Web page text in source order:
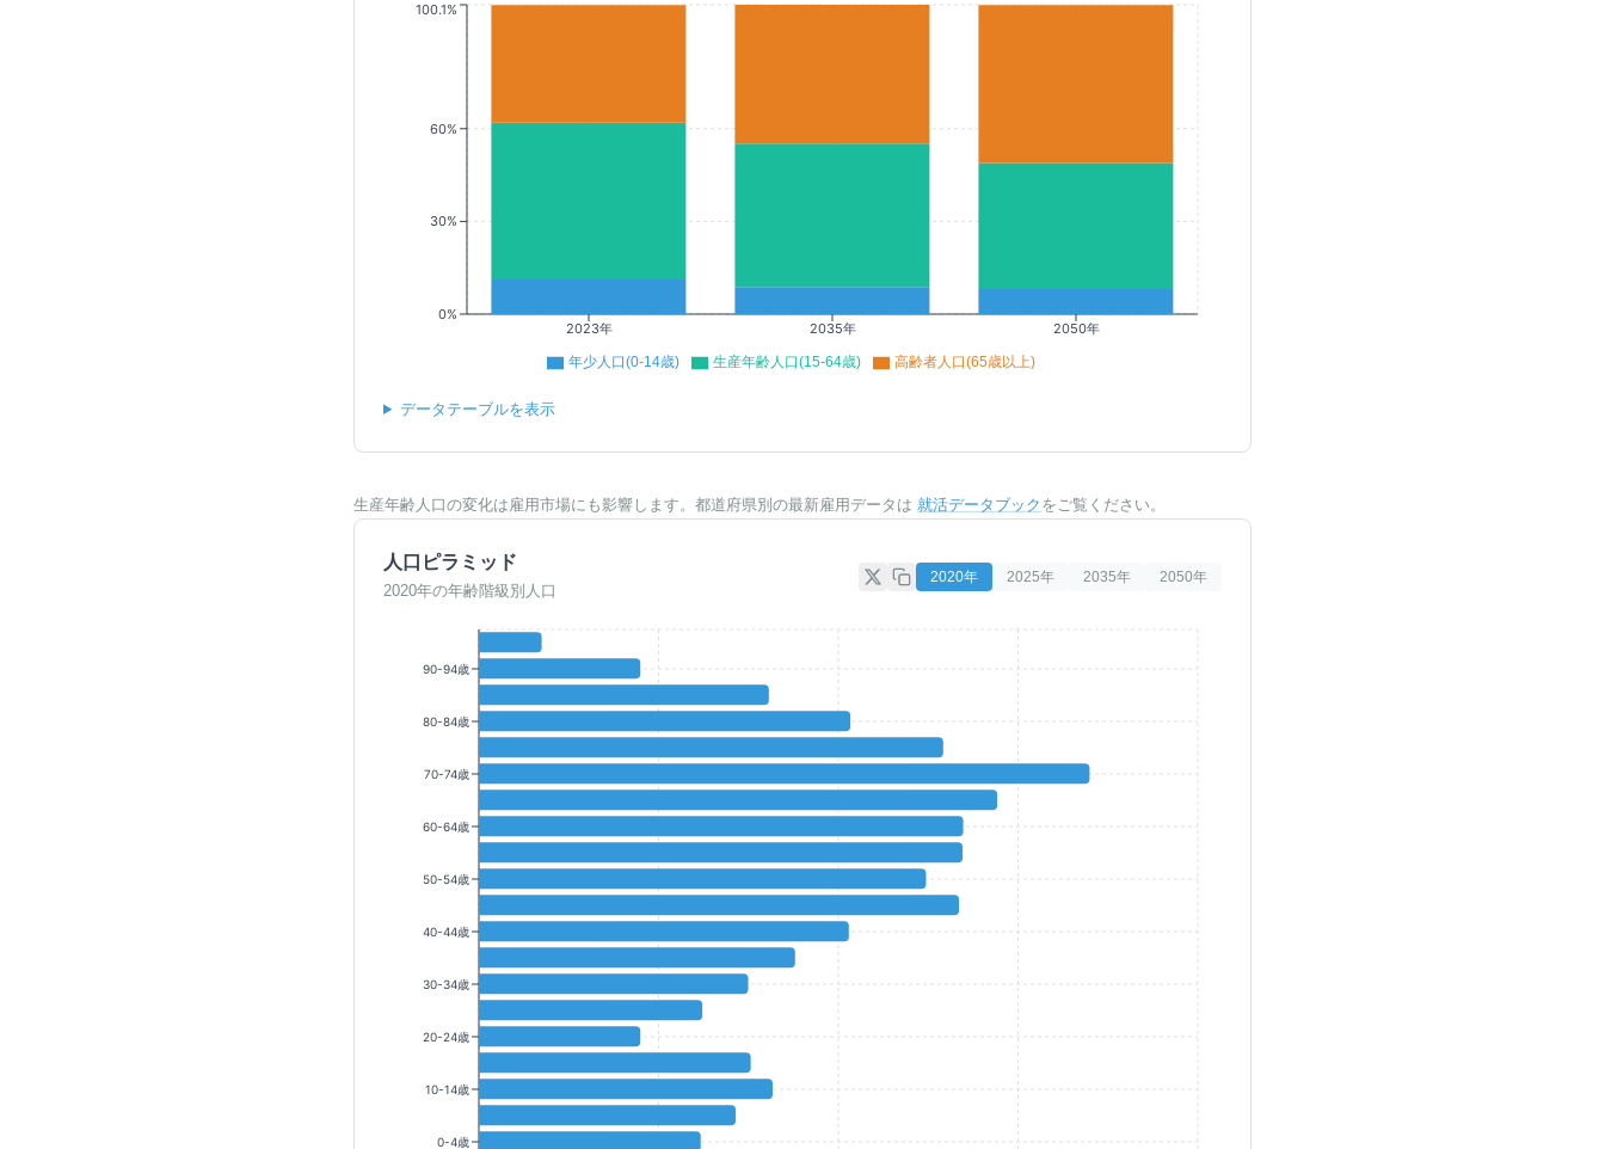
2023年 2035年 2050年
0%
30%
60%
100.1%
年少人口(0-14歳) 生産年齢人口(15-64歳) 高齢者人口(65歳以上)
データテーブルを表示
生産年齢人口の変化は雇用市場にも影響します。都道府県別の最新雇用データは 就活データブック をご覧ください。
人口ピラミッド
2020年の年齢階級別人口
2020年 2025年 2035年 2050年
90-94歳
80-84歳
70-74歳
60-64歳
50-54歳
40-44歳
30-34歳
20-24歳
10-14歳
0-4歳